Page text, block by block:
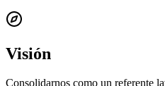
Visión
Consolidarnos como un referente